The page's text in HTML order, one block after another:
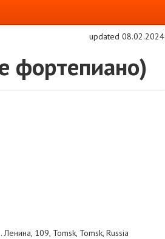
updated 08.02.2024
фортепиано)
Ленина, 109, Tomsk, Tomsk, Russia